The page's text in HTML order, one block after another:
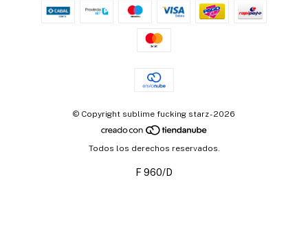
© Copyright sublime fucking starz - 2026
Todos los derechos reservados.
F 960/D